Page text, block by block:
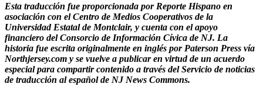
Esta traducción fue proporcionada por Reporte Hispano en
asociación con el Centro de Medios Cooperativos de la
Universidad Estatal de Montclair, y cuenta con el apoyo
financiero del Consorcio de Información Cívica de NJ. La
historia fue escrita originalmente en inglés por Paterson Press vía
Northjersey.com y se vuelve a publicar en virtud de un acuerdo
especial para compartir contenido a través del Servicio de noticias
de traducción al español de NJ News Commons.